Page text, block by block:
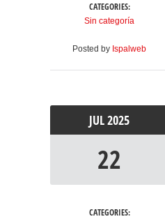
CATEGORIES:
Sin categoría
Posted by Ispalweb
JUL2025
22
CATEGORIES: